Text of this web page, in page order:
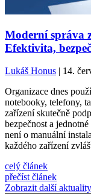
Moderní správa
Efektivita,
Lukáš Honus | 14.
Organizace dnes
notebooky, telefony,
zařízení skutečně
bezpečnost a
není o manuální
každého zařízení
celý článek
přečíst článek
Zobrazit další aktuality